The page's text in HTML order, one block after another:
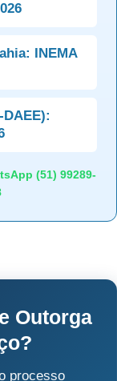
INEMA
(51) 99289-
Outorga
processo